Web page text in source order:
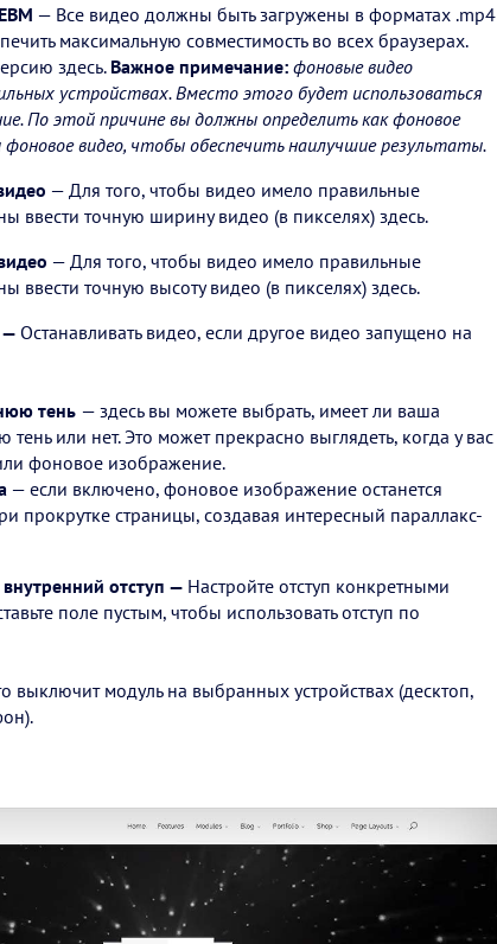
— Все видео должны быть загружены в форматах .mp4
максимальную совместимость во всех браузерах.
здесь. Важное примечание:фоновые видео
устройствах. Вместо этого будет использоваться
По этой причине вы должны определить как фоновое
фоновое видео, чтобы обеспечить наилучшие результаты.
— Для того, чтобы видео имело правильные
ввести точную ширину видео (в пикселях) здесь.
— Для того, чтобы видео имело правильные
ввести точную высоту видео (в пикселях) здесь.
—Останавливать видео, если другое видео запущено на
тень — здесь вы можете выбрать, имеет ли ваша
или нет. Это может прекрасно выглядеть, когда у вас
фоновое изображение.
— если включено, фоновое изображение останется
прокрутке страницы, создавая интересный параллакс-
отступ — Настройте отступ конкретными
поле пустым, чтобы использовать отступ по
выключит модуль на выбранных устройствах (десктоп,